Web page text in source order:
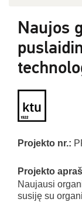
Naujos
Projekto nr.:
Projekto
Naujausi
susiję su